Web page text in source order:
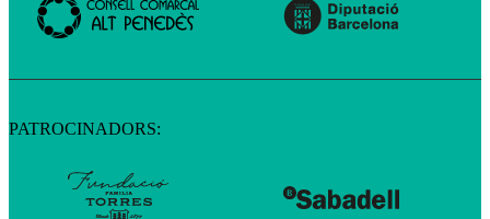
PATROCINADORS: